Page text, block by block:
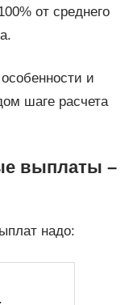
от среднего
и
шаге расчета
выплаты –
надо: